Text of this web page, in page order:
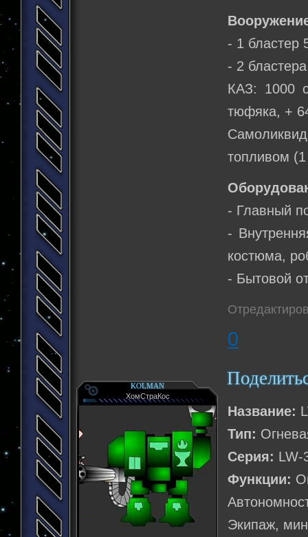
- 1 бластер
- 2
КАЗ: 1000
тюфяка, +
топливом (1
- Главный
-
костюма,
- Бытовой
0
KOLMAN
ХомСтраКос
Название:
Тип:
Серия: LW-
Функции:
Экипаж,